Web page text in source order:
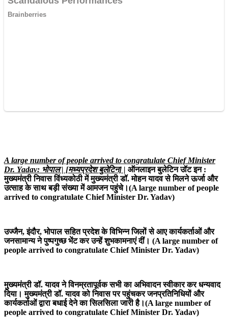
A large number of people arrived to congratulate Chief Minister
Dr. Yadav: भोपाल | [मध्यप्रदेश बुलेटिन] | ऑनलाइन बुलेटिन उॉट इन :
मुख्यमंत्री निवास विंध्यकोठी में मुख्यमंत्री डॉ. मोहन यादव से मिलने ऊर्जा और
उत्साह के साथ बड़ी संख्या में आमजन पहुंचे।(A large number of people
arrived to congratulate Chief Minister Dr. Yadav)
उज्जैन, इंदौर, भोपाल सहित प्रदेश के विभिन्न जिलों से आए कार्यकर्ताओं और
जनसामान्य ने पुष्पगुच्छ भेंट कर उन्हें शुभकामनाएं दीं। (A large number of
people arrived to congratulate Chief Minister Dr. Yadav)
मुख्यमंत्री डॉ. यादव ने विनम्रतापूर्वक सभी का अभिवादन स्वीकार कर धन्यवाद
दिया। मुख्यमंत्री डॉ. यादव को निवास पर पहुंचकर जनप्रतिनिधियों और
कार्यकर्ताओं द्वारा बधाई देने का सिलसिला जारी है।(A large number of
people arrived to congratulate Chief Minister Dr. Yadav)